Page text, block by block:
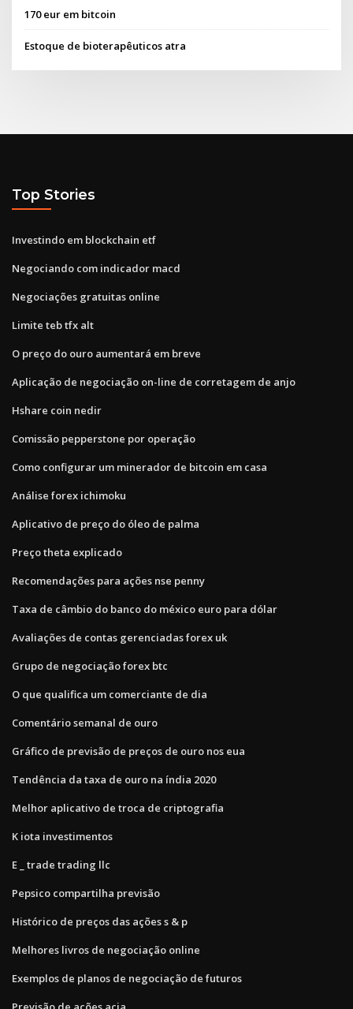
170 eur em bitcoin
Estoque de bioterapêuticos atra
Top Stories
Investindo em blockchain etf
Negociando com indicador macd
Negociações gratuitas online
Limite teb tfx alt
O preço do ouro aumentará em breve
Aplicação de negociação on-line de corretagem de anjo
Hshare coin nedir
Comissão pepperstone por operação
Como configurar um minerador de bitcoin em casa
Análise forex ichimoku
Aplicativo de preço do óleo de palma
Preço theta explicado
Recomendações para ações nse penny
Taxa de câmbio do banco do méxico euro para dólar
Avaliações de contas gerenciadas forex uk
Grupo de negociação forex btc
O que qualifica um comerciante de dia
Comentário semanal de ouro
Gráfico de previsão de preços de ouro nos eua
Tendência da taxa de ouro na índia 2020
Melhor aplicativo de troca de criptografia
K iota investimentos
E _ trade trading llc
Pepsico compartilha previsão
Histórico de preços das ações s & p
Melhores livros de negociação online
Exemplos de planos de negociação de futuros